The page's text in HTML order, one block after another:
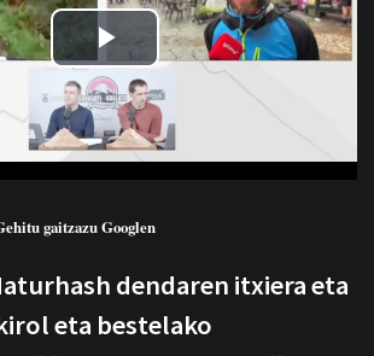
gaitzazu Googlen
dendaren itxiera eta
eta bestelako